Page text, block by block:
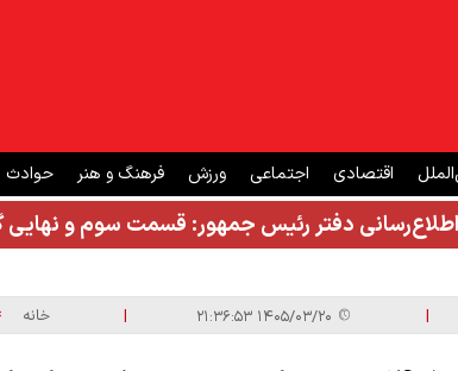
اقتصادی اجتماعی ورزش فرهنگ و هنر حوادث
دفتر رئیس جمهور: قسمت سوم و
|
| خانه